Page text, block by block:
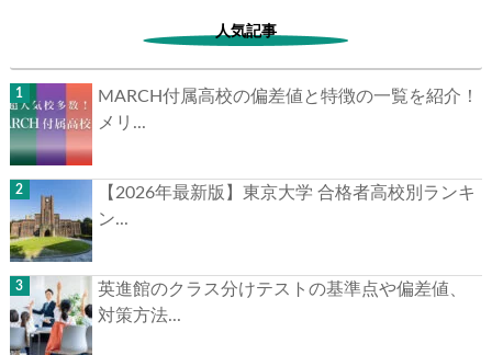
人気記事
MARCH付属高校の偏差値と特徴の一覧を紹介！
メリ...
【2026年最新版】東京大学 合格者高校別ランキ
ン...
英進館のクラス分けテストの基準点や偏差値、
対策方法...